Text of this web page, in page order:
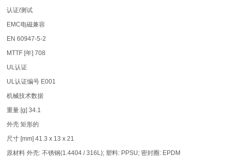
认证/测试
EMC电磁兼容
EN 60947-5-2
MTTF [年] 708
UL认证
UL认证编号 E001
机械技术数据
重量 [g] 34.1
外壳 矩形的
尺寸 [mm] 41.3 x 13 x 21
原材料 外壳: 不锈钢(1.4404 / 316L); 塑料: PPSU; 密封圈: EPDM